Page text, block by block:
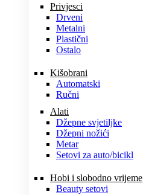
Privjesci
Drveni
Metalni
Plastični
Ostalo
Kišobrani
Automatski
Ručni
Alati
Džepne svjetiljke
Džepni nožići
Metar
Setovi za auto/bicikl
Hobi i slobodno vrijeme
Beauty setovi